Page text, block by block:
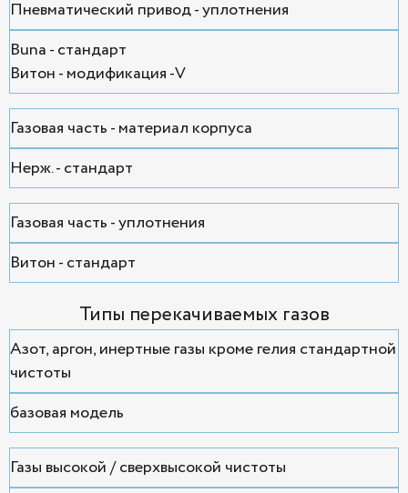
Пневматический привод - уплотнения
Buna - стандарт
Витон - модификация -V
Газовая часть - материал корпуса
Нерж. - стандарт
Газовая часть - уплотнения
Витон - стандарт
Типы перекачиваемых газов
Азот, аргон, инертные газы кроме гелия стандартной
чистоты
базовая модель
Газы высокой / сверхвысокой чистоты